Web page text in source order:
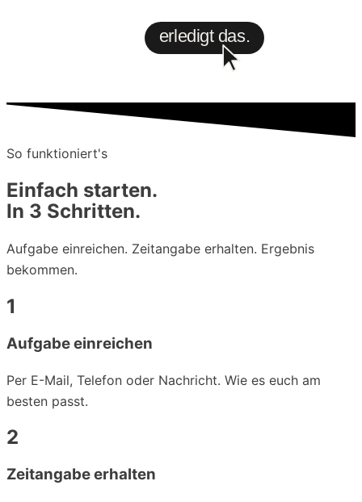
erledigt das.
So funktioniert's
Einfach starten.
In 3 Schritten.
Aufgabe einreichen. Zeitangabe erhalten. Ergebnis
bekommen.
1
Aufgabe einreichen
Per E-Mail, Telefon oder Nachricht. Wie es euch am
besten passt.
2
Zeitangabe erhalten